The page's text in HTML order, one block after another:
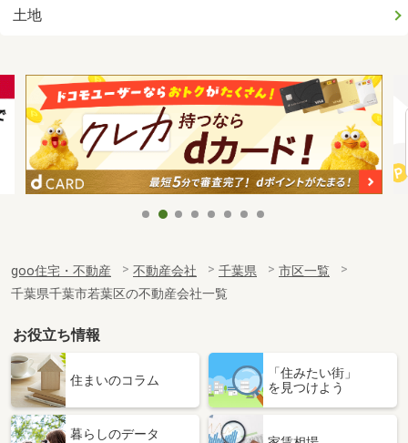
土地
goo住宅・不動産 不動産会社 千葉県
市区一覧
千葉県千葉市若葉区の不動産会社一覧
お役立ち情報
住まいのコラム
「住みたい街」
を見つけよう
暮らしのデータ